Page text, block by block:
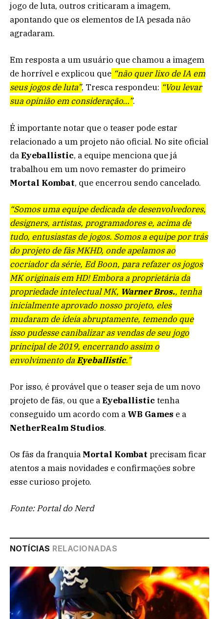
jogo de luta, outros criticaram a imagem,
apontando que os elementos de IA pesada não
agradaram.
Em resposta a um usuário que chamou a imagem
de horrível e explicou que “não quer lixo de IA em
seus jogos de luta”, Tresca respondeu: “Vou levar
sua opinião em consideração…”.
É importante notar que o teaser pode estar
relacionado a um projeto não oficial. No site oficial
daEyeballistic, a equipe menciona que já
trabalhou em um novo remaster do primeiro
Mortal Kombat, que encerrou sendo cancelado.
“Somos uma equipe dedicada de desenvolvedores,
designers, artistas, programadores e, acima de
tudo, entusiastas de jogos. Somos a equipe por trás
do projeto de fãs MKHD, onde apelamos ao
cocriador da série, Ed Boon, para refazer os jogos
MK originais em HD! Embora a proprietária da
propriedade intelectual MK, Warner Bros., tenha
inicialmente aprovado nosso projeto, eles
mudaram de ideia abruptamente, temendo que
isso pudesse canibalizar as vendas de seu jogo
principal de 2019, encerrando assim o
envolvimento daEyeballistic.”
Por isso, é provável que o teaser seja de um novo
projeto de fãs, ou que aEyeballistic tenha
conseguido um acordo com a WB Games e a
NetherRealm Studios.
Os fãs da franquia Mortal Kombat precisam ficar
atentos a mais novidades e confirmações sobre
esse curioso projeto.
Fonte: Portal do Nerd
NOTÍCIAS RELACIONADAS